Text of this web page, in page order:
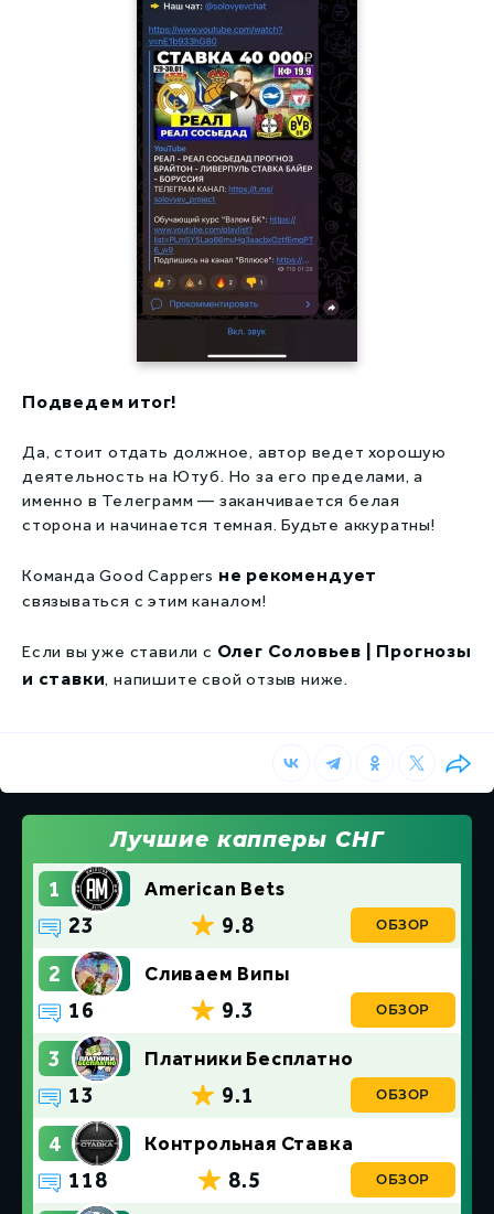
Подведем итог!
Да, стоит отдать должное, автор ведет хорошую
деятельность на Ютуб. Но за его пределами, а
именно в Телеграмм — заканчивается белая
сторона и начинается темная. Будьте аккуратны!
Команда Good Cappers не рекомендует
связываться с этим каналом!
Если вы уже ставили с Олег Соловьев | Прогнозы
и ставки, напишите свой отзыв ниже.
Лучшие капперы СНГ
1 American Bets
9.8
23 ОБЗОР
2 Сливаем Випы
9.3
16 ОБЗОР
3 Платники Бесплатно
9.1
13 ОБЗОР
4 Контрольная Ставка
8.5
118 ОБЗОР